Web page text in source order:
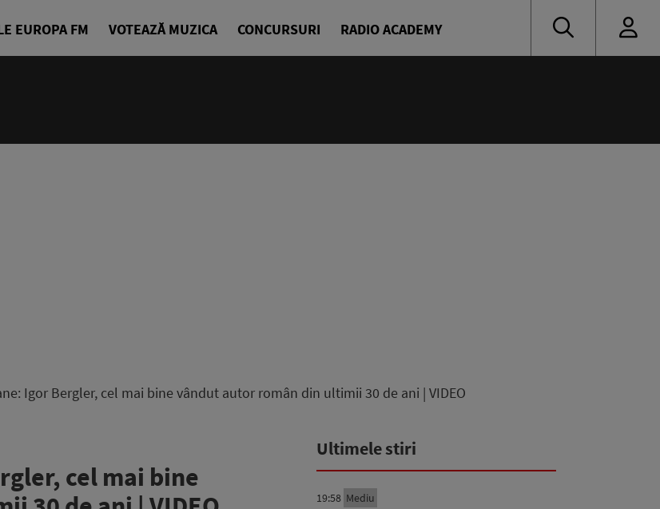
EUROPA FM VOTEAZĂ MUZICA CONCURSURI RADIO ACADEMY
Igor Bergler, cel mai bine vândut autor român din ultimii 30 de ani | VIDEO
cel mai bine
Ultimele stiri
19:58 Mediu